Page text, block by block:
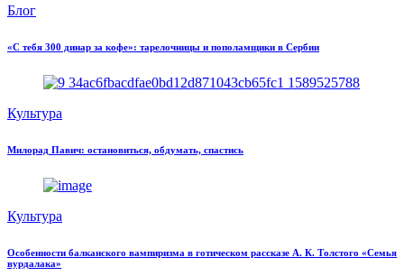
Блог
«С тебя 300 динар за кофе»: тарелочницы и пополамщики в Сербии
Культура
Милорад Павич: остановиться, обдумать, спастись
Культура
Особенности балканского вампиризма в готическом рассказе А. К. Толстого «Семья
вурдалака»